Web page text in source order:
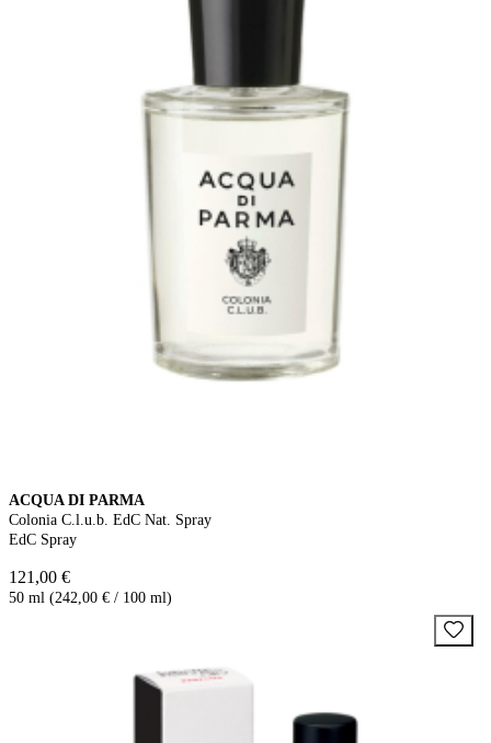
ACQUA DI PARMA
Colonia C.l.u.b. EdC Nat. Spray
EdC Spray
121,00 €
50 ml (242,00 € / 100 ml)